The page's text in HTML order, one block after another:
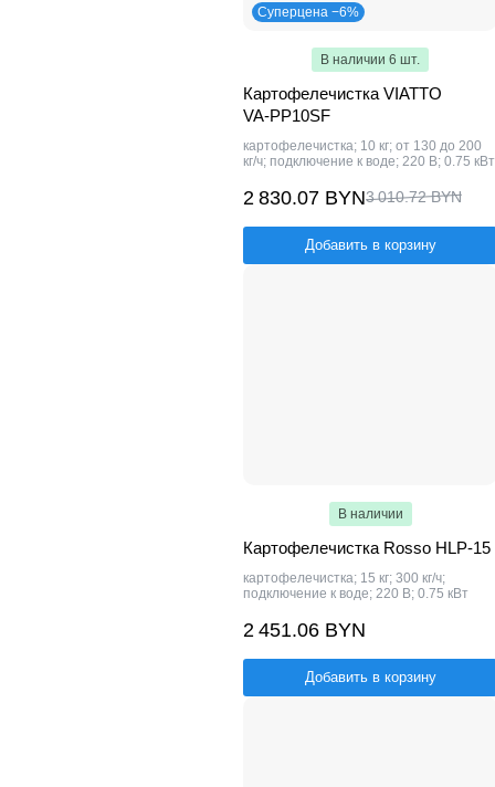
Суперцена −6%
В наличии 6 шт.
Картофелечистка VIATTO
VA‑PP10SF
картофелечистка; 10 кг; от 130 до 200
кг/ч; подключение к воде; 220 В; 0.75 кВт
2 830.07 BYN3 010.72 BYN
Добавить в корзину
В наличии
Картофелечистка Rosso HLP-15
картофелечистка; 15 кг; 300 кг/ч;
подключение к воде; 220 В; 0.75 кВт
2 451.06 BYN
Добавить в корзину